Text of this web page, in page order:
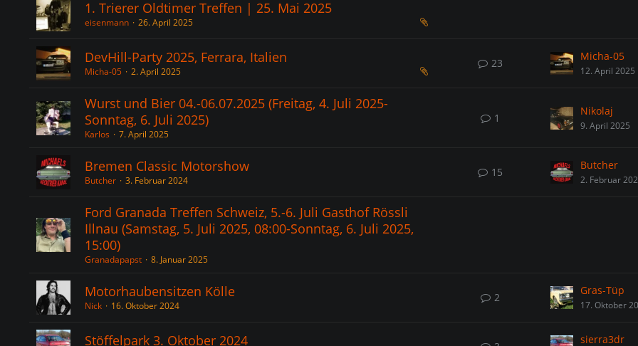
1. Trierer Oldtimer Treffen | 25. Mai 2025
eisenmann 26. April 2025
DevHill-Party 2025, Ferrara, Italien
Micha-05 2. April 2025
23
Micha-05
12. April 2025
Wurst und Bier 04.-06.07.2025 (Freitag, 4. Juli 2025-
Sonntag, 6. Juli 2025)
Karlos 7. April 2025
1
Nikolaj
9. April 2025
Bremen Classic Motorshow
Butcher 3. Februar 2024
15
Butcher
2. Februar
Ford Granada Treffen Schweiz, 5.-6. Juli Gasthof Rössli
Illnau (Samstag, 5. Juli 2025, 08:00-Sonntag, 6. Juli 2025,
15:00)
Granadapapst 8. Januar 2025
Motorhaubensitzen Kölle
Nick 16. Oktober 2024
2
Gras-Tüp
17. Oktober
Stöffelpark 3. Oktober 2024 sierra3dr